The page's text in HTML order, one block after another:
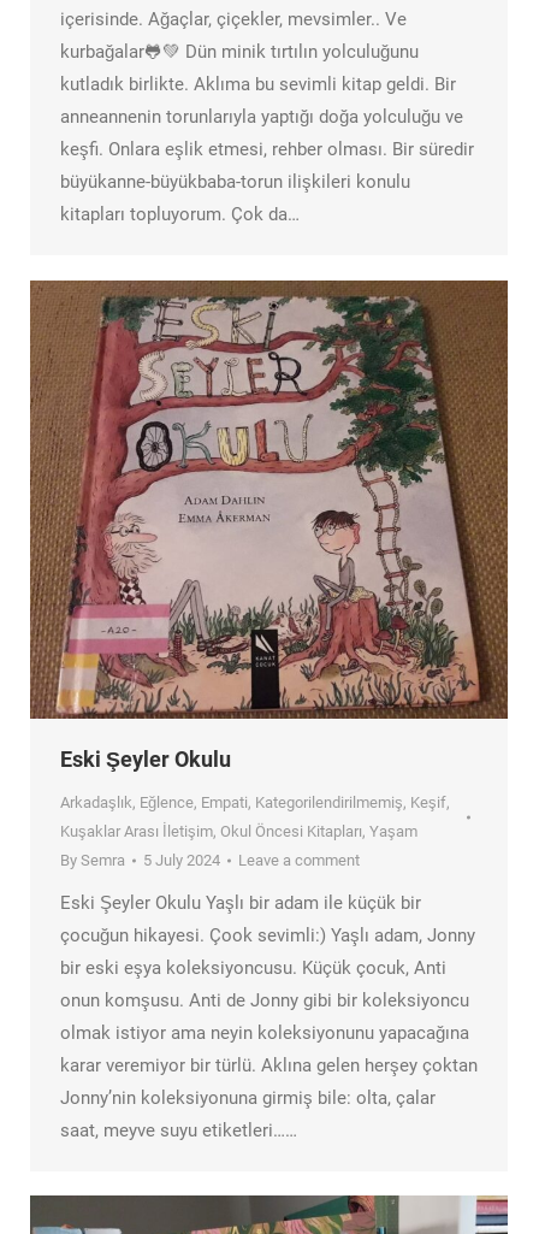
içerisinde. Ağaçlar, çiçekler, mevsimler.. Ve
kurbağalar🐸💚 Dün minik tırtılın yolculuğunu
kutladık birlikte. Aklıma bu sevimli kitap geldi. Bir
anneannenin torunlarıyla yaptığı doğa yolculuğu ve
keşfi. Onlara eşlik etmesi, rehber olması. Bir süredir
büyükanne-büyükbaba-torun ilişkileri konulu
kitapları topluyorum. Çok da…
Eski Şeyler Okulu
Arkadaşlık, Eğlence, Empati, Kategorilendirilmemiş, Keşif,
Kuşaklar Arası İletişim, Okul Öncesi Kitapları, Yaşam
By Semra 5 July 2024 Leave a comment
Eski Şeyler Okulu Yaşlı bir adam ile küçük bir
çocuğun hikayesi. Çook sevimli:) Yaşlı adam, Jonny
bir eski eşya koleksiyoncusu. Küçük çocuk, Anti
onun komşusu. Anti de Jonny gibi bir koleksiyoncu
olmak istiyor ama neyin koleksiyonunu yapacağına
karar veremiyor bir türlü. Aklına gelen herşey çoktan
Jonny’nin koleksiyonuna girmiş bile: olta, çalar
saat, meyve suyu etiketleri……